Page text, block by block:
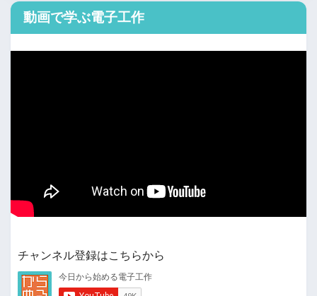
動画で学ぶ電子工作
チャンネル登録はこちらから